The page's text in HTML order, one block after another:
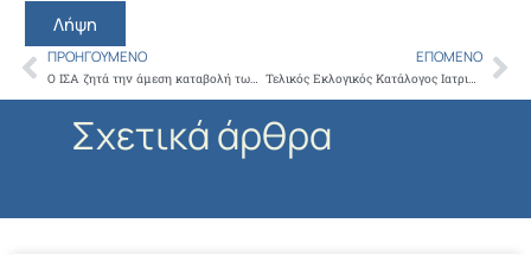
Λήψη
Prev
ΠΡΟΗΓΟΎΜΕΝΟ
Ο ΙΣΑ ζητά την άμεση καταβολή των οφειλόμενων αποζημιώσεων στους στρατιωτικούς ιατρούς των Στρατιωτικών Νοσοκομείων και του ΝΙΜΤΣ
ΕΠΌΜΕΝΟ
Τελικός Εκλογικός Κατάλογος Ιατρικού Συλλόγου Αθηνών
Σχετικά άρθρα